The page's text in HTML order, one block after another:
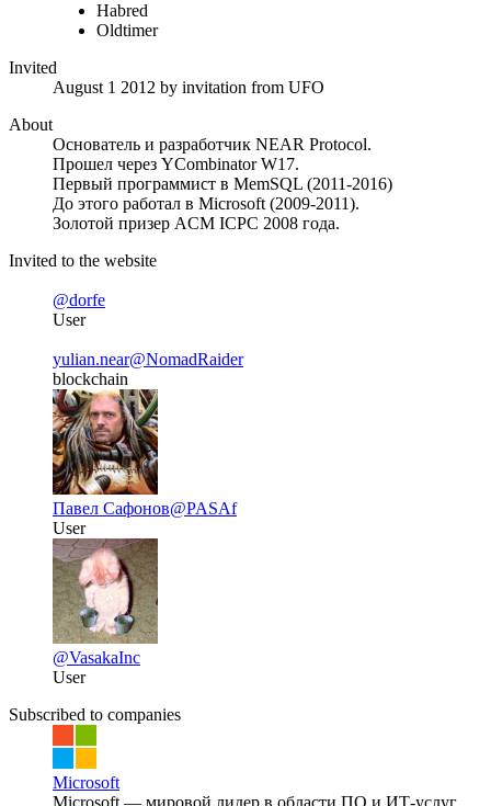
Habred
Oldtimer
Invited
August 1 2012 by invitation from UFO
About
Основатель и разработчик NEAR Protocol.
Прошел через YCombinator W17.
Первый программист в MemSQL (2011-2016)
До этого работал в Microsoft (2009-2011).
Золотой призер ACM ICPC 2008 года.
Invited to the website
@dorfe
User
yulian.near@NomadRaider
blockchain
Павел Сафонов@PASAf
User
@VasakaInc
User
Subscribed to companies
Microsoft
Microsoft — мировой лидер в области ПО и ИТ-услуг